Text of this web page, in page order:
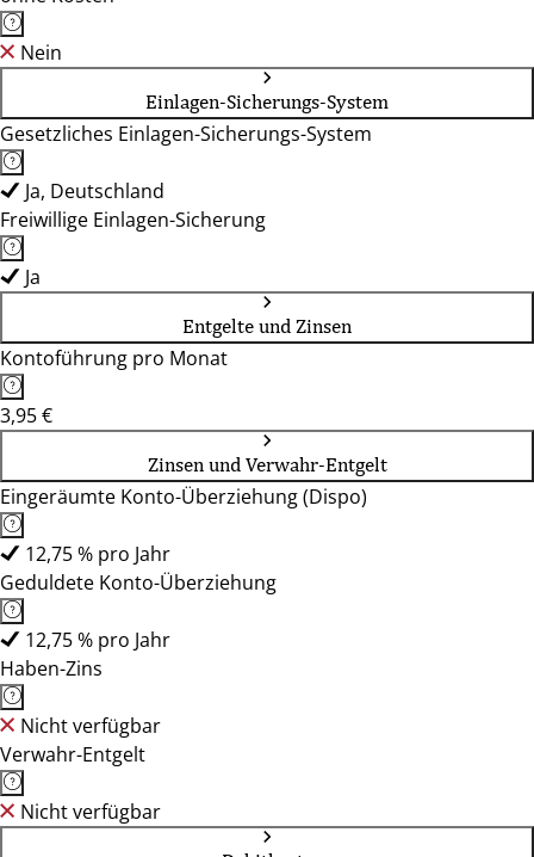
Nein
Einlagen-Sicherungs-System
Gesetzliches Einlagen-Sicherungs-System
Ja, Deutschland
Freiwillige Einlagen-Sicherung
Ja
Entgelte und Zinsen
Kontoführung pro Monat
3,95 €
Zinsen und Verwahr-Entgelt
Eingeräumte Konto-Überziehung (Dispo)
12,75 % pro Jahr
Geduldete Konto-Überziehung
12,75 % pro Jahr
Haben-Zins
Nicht verfügbar
Verwahr-Entgelt
Nicht verfügbar